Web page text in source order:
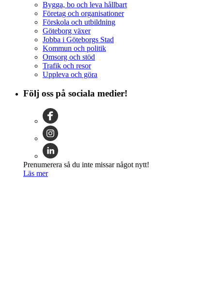
Bygga, bo och leva hållbart
Företag och organisationer
Förskola och utbildning
Göteborg växer
Jobba i Göteborgs Stad
Kommun och politik
Omsorg och stöd
Trafik och resor
Uppleva och göra
Följ oss på sociala medier!
Prenumerera så du inte missar något nytt!
Läs mer